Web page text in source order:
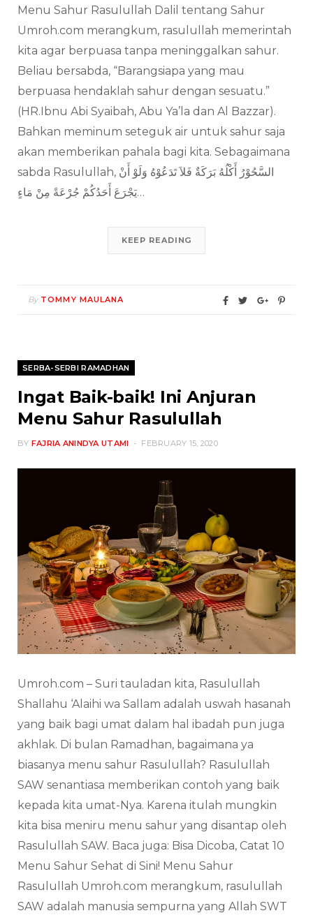
Menu Sahur Rasulullah Dalil tentang Sahur
Umroh.com merangkum, rasulullah memerintah
kita agar berpuasa tanpa meninggalkan sahur.
Beliau bersabda, “Barangsiapa yang mau
berpuasa hendaklah sahur dengan sesuatu.”
(HR.Ibnu Abi Syaibah, Abu Ya’la dan Al Bazzar).
Bahkan meminum seteguk air untuk sahur saja
akan memberikan pahala bagi kita. Sebagaimana
sabda Rasulullah, ﺍﻟﺴَّﺤُﻮْﺭُ ﺃَﻛْﻠُﻪُ ﺑَﺮَﻛَﺔٌ ﻓَﻼَ ﺗَﺪَﻋُﻮْﻩُ ﻭَﻟَﻮْ ﺃَﻥْ
ﻳَﺠْﺮَﻉَ ﺃَﺣَﺪُﻛُﻢْ ﺟُﺮْﻋَﺔً ﻣِﻦْ ﻣَﺎﺀٍ…
KEEP READING
By TOMMY MAULANA
SERBA-SERBI RAMADHAN
Ingat Baik-baik! Ini Anjuran
Menu Sahur Rasulullah
BY FAJRIA ANINDYA UTAMI FEBRUARY 15, 2020
Umroh.com – Suri tauladan kita, Rasulullah
Shallahu ‘Alaihi wa Sallam adalah uswah hasanah
yang baik bagi umat dalam hal ibadah pun juga
akhlak. Di bulan Ramadhan, bagaimana ya
biasanya menu sahur Rasulullah? Rasulullah
SAW senantiasa memberikan contoh yang baik
kepada kita umat-Nya. Karena itulah mungkin
kita bisa meniru menu sahur yang disantap oleh
Rasulullah SAW. Baca juga: Bisa Dicoba, Catat 10
Menu Sahur Sehat di Sini! Menu Sahur
Rasulullah Umroh.com merangkum, rasulullah
SAW adalah manusia sempurna yang Allah SWT